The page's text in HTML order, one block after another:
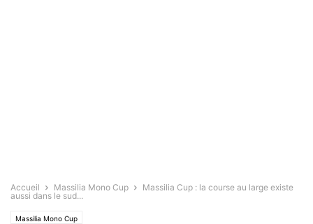
Accueil Massilia Mono Cup
Massilia Cup : la course au large existe
aussi dans le sud...
Massilia Mono Cup